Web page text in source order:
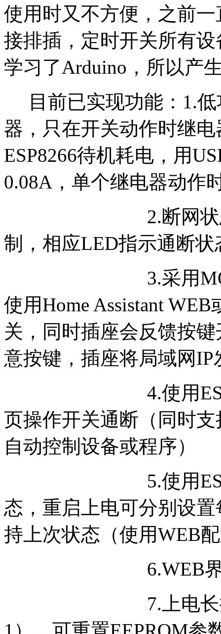
使用时又不方便，之前
接排插，定时开关所有设
学习了Arduino，所以产
目前已实现功能：1.低
器，只在开关动作时继
ESP8266待机耗电，用
0.08A，单个继电器动作
2.断网
制，相应LED指示通断状
3.采用MQTT协
使用Home Assistant
关，同时插座会反馈按
意按键，插座将局域网
4.使用ESP8266
页操作开关通断（同时
自动控制设备或程序）
5.使用ESP8266
态，重启上电可分别设
持上次状态（使用WEB
6.WEB界面可设
7.上电长按第3个